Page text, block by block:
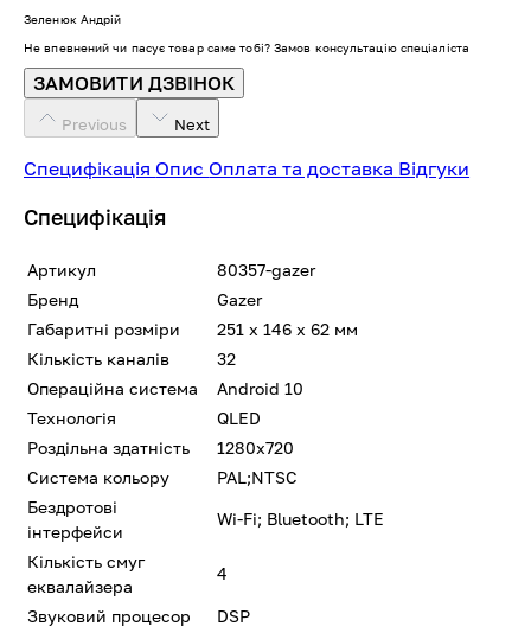
Зеленюк Андрій
Не впевнений чи пасує товар саме тобі? Замов консультацію спеціаліста
ЗАМОВИТИ ДЗВІНОК
Previous Next
Специфікація Опис Оплата та доставка Відгуки
Специфікація
Артикул
80357-gazer
Бренд
Gazer
Габаритні розміри
251 x 146 x 62 мм
Кількість каналів
32
Операційна система
Android 10
Технологія
QLED
Роздільна здатність
1280x720
Система кольору
PAL;NTSC
Бездротові
інтерфейси
Wi-Fi; Bluetooth; LTE
Кількість смуг
еквалайзера
4
Звуковий процесор
DSP